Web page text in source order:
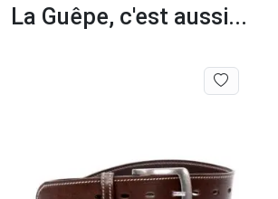
La Guêpe, c'est aussi...